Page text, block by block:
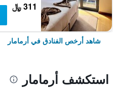
311 ﷼
شاهد أرخص الفنادق في أرمامار
استكشف أرمامار